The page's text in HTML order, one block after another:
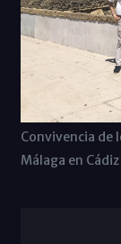
Convivencia de
Málaga en Cádiz